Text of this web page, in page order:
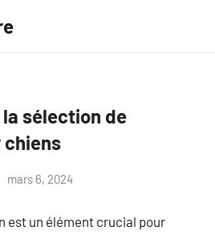
sélection de
chiens
mars 6, 2024
est un élément crucial pour